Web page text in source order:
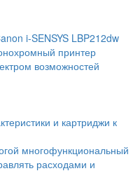
i-SENSYS LBP212dw
принтер
возможностей
и картриджи к
многофункциональный
расходами и